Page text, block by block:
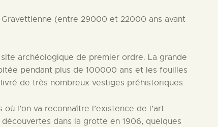
(entre 29000 et 22000 ans avant
archéologique de premier ordre. La grande
pendant plus de 100000 ans et les fouilles
de très nombreux vestiges préhistoriques.
l’on va reconnaître l’existence de l’art
dans la grotte en 1906, quelques